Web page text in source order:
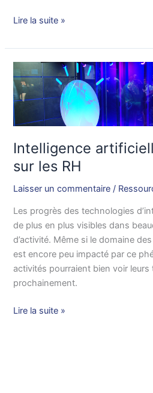
Lire la suite »
Intelligence
sur les RH
Laisser un commentaire /
Les progrès des technologies
de plus en plus visibles dans
d’activité. Même si le domaine
est encore peu impacté par ce
activités pourraient bien voir leurs
prochainement.
Intelligence
artificielle
:
son
impact
sur
les
RH
Lire la suite »